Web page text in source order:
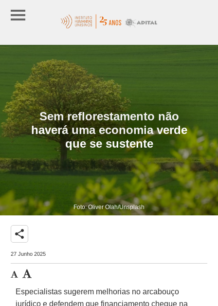
Sem reflorestamento não
haverá uma economia verde
que se sustente
Foto: Oliver Olah/Unsplash
share
27 Junho 2025
Especialistas sugerem melhorias no arcabouço
jurídico e defendem que financiamento chegue na